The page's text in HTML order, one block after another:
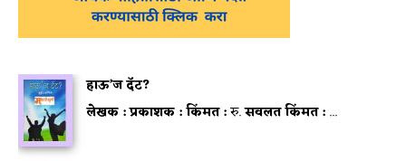
हाऊ’ज दॅट?
लेखक :प्रकाशक :किंमत :रु.सवलत किंमत : ...